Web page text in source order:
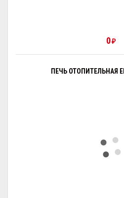
0₽
ПЕЧЬ ОТОПИТЕЛЬНАЯ